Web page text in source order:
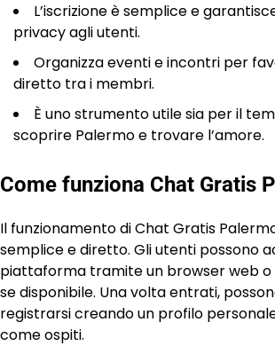
L’iscrizione è semplice e
privacy agli utenti.
Organizza eventi e incontri per
diretto tra i membri.
È uno strumento utile sia per il
scoprire Palermo e trovare l’amore.
Come funziona Chat Gratis
Il funzionamento di Chat Gratis
semplice e diretto. Gli utenti possono
piattaforma tramite un browser web o
se disponibile. Una volta entrati,
registrarsi creando un profilo
come ospiti.